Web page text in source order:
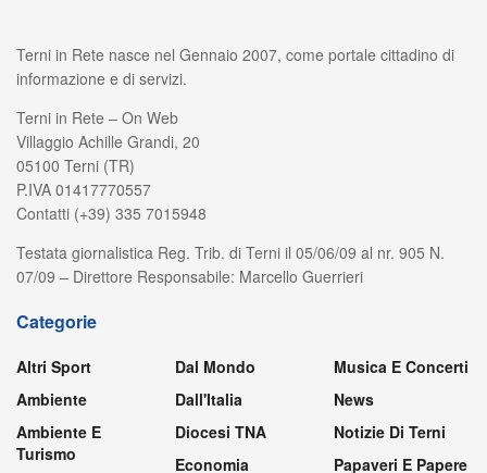
Terni in Rete nasce nel Gennaio 2007, come portale cittadino di
informazione e di servizi.
Terni in Rete – On Web
Villaggio Achille Grandi, 20
05100 Terni (TR)
P.IVA 01417770557
Contatti (+39) 335 7015948
Testata giornalistica Reg. Trib. di Terni il 05/06/09 al nr. 905 N.
07/09 – Direttore Responsabile: Marcello Guerrieri
Categorie
Altri Sport
Ambiente
Ambiente E
Turismo
Dal Mondo
Dall'Italia
Diocesi TNA
Economia
Musica E Concerti
News
Notizie Di Terni
Papaveri E Papere